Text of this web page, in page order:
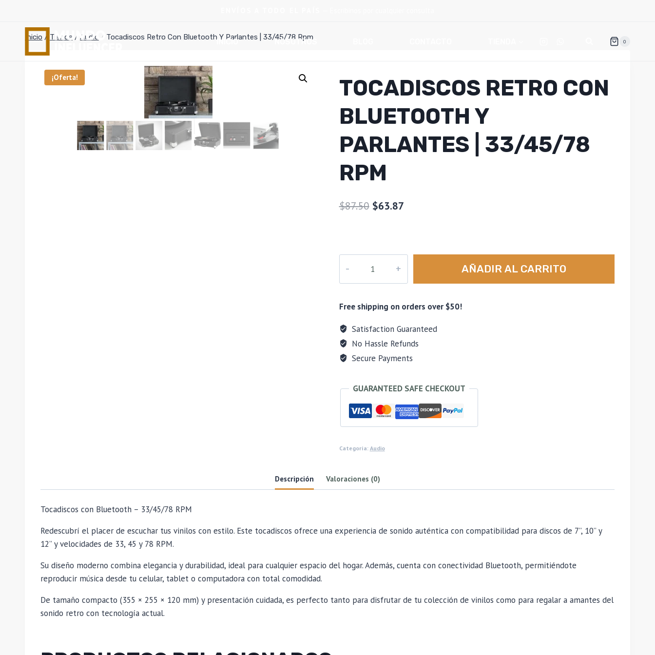
contenido
INICIO NOSOTROS 0
Inicio / Tienda / Audio / Tocadiscos Retro Con Bluetooth Y Parlantes | 33/45/78 Rpm
¡Oferta!
TOCADISCOS RETRO CON
BLUETOOTH Y
PARLANTES | 33/45/78
RPM
$87.50 El
era:
$87.50.
$63.87El
es:
Con
Y
Parlantes
|
33/45/78
Rpm
AÑADIR AL CARRITO
Free shipping on orders over $50!
Satisfaction Guaranteed
No Hassle Refunds
Secure Payments
GUARANTEED SAFE CHECKOUT
Categoría: Audio
Descripción Valoraciones (0)
Tocadiscos con Bluetooth – 33/45/78 RPM
Redescubrí el placer de escuchar tus vinilos con estilo. Este tocadiscos ofrece una experiencia de sonido auténtica con compatibilidad para discos de 7”, 10” y
12” y velocidades de 33, 45 y 78 RPM.
Su diseño moderno combina elegancia y durabilidad, ideal para cualquier espacio del hogar. Además, cuenta con conectividad Bluetooth, permitiéndote
reproducir música desde tu celular, tablet o computadora con total comodidad.
De tamaño compacto (355 × 255 × 120 mm) y presentación cuidada, es perfecto tanto para disfrutar de tu colección de vinilos como para regalar a amantes del
sonido retro con tecnología actual.